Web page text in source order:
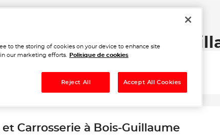
Carrosserie à Bois-
Carrosserie à Bois-Guillaume
to the storing of cookies on your device to enhance site
in our marketing efforts.
Politique de cookies
Reject All Accept All Cookies